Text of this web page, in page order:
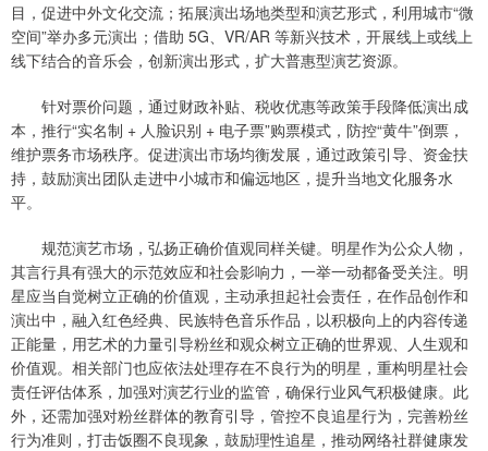
目，促进中外文化交流；拓展演出场地类型和演艺形式，利用城市“微
空间”举办多元演出；借助 5G、VR/AR 等新兴技术，开展线上或线上
线下结合的音乐会，创新演出形式，扩大普惠型演艺资源。
针对票价问题，通过财政补贴、税收优惠等政策手段降低演出成
本，推行“实名制 + 人脸识别 + 电子票”购票模式，防控“黄牛”倒票，
维护票务市场秩序。促进演出市场均衡发展，通过政策引导、资金扶
持，鼓励演出团队走进中小城市和偏远地区，提升当地文化服务水
平。
规范演艺市场，弘扬正确价值观同样关键。明星作为公众人物，
其言行具有强大的示范效应和社会影响力，一举一动都备受关注。明
星应当自觉树立正确的价值观，主动承担起社会责任，在作品创作和
演出中，融入红色经典、民族特色音乐作品，以积极向上的内容传递
正能量，用艺术的力量引导粉丝和观众树立正确的世界观、人生观和
价值观。相关部门也应依法处理存在不良行为的明星，重构明星社会
责任评估体系，加强对演艺行业的监管，确保行业风气积极健康。此
外，还需加强对粉丝群体的教育引导，管控不良追星行为，完善粉丝
行为准则，打击饭圈不良现象，鼓励理性追星，推动网络社群健康发